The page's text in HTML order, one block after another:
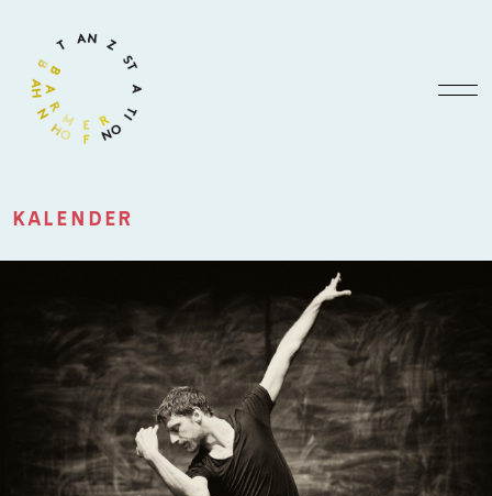
KALENDER